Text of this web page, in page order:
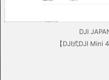
DJI
【DJI式DJI Mini